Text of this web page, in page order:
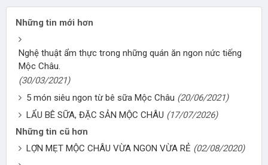
Những tin mới hơn
Nghệ thuật ẩm thực trong những quán ăn ngon nức tiếng
Mộc Châu.
(30/03/2021)
5 món siêu ngon từ bê sữa Mộc Châu (20/06/2021)
LẨU BÊ SỮA, ĐẶC SẢN MỘC CHÂU (17/07/2026)
Những tin cũ hơn
LỢN MẸT MỘC CHÂU VỪA NGON VỪA RẺ (02/08/2020)